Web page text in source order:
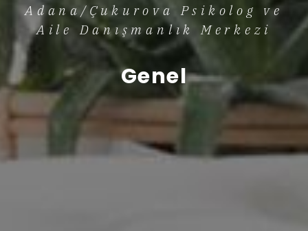
Adana/Çukurova Psikolog ve
Aile Danışmanlık Merkezi
Genel